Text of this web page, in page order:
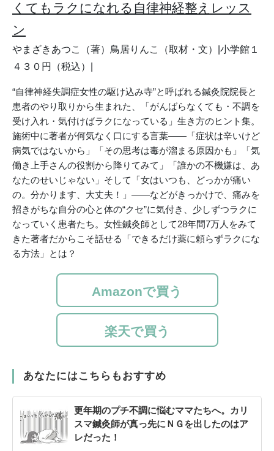
くてもラクになれる自律神経整えレッス
ン
やまざきあつこ（著）鳥居りんこ（取材・文）|小学館１
４３０円（税込）
“自律神経失調症女性の駆け込み寺”と呼ばれる鍼灸院院長と
患者のやり取りから生まれた、「がんばらなくても・不調を
受け入れ・気付けばラクになっている」生き方のヒント集。
施術中に著者が何気なく口にする言葉――「症状は辛いけど
病気ではないから」「その思考は毒が溜まる原因かも」「気
働き上手さんの役割から降りてみて」「誰かの不機嫌は、あ
なたのせいじゃない」そして「女はいつも、どっかが痛い
の。分かります、大丈夫！」――などがきっかけで、痛みを
招きがちな自分の心と体の“クセ”に気付き、少しずつラクに
なっていく患者たち。女性鍼灸師として28年間7万人をみて
きた著者だからこそ話せる「できるだけ薬に頼らずラクにな
る方法」とは？
Amazonで買う
楽天で買う
あなたにはこちらもおすすめ
更年期のプチ不調に悩むママたちへ。カリ
スマ鍼灸師が真っ先にＮＧを出したのはア
レだった！